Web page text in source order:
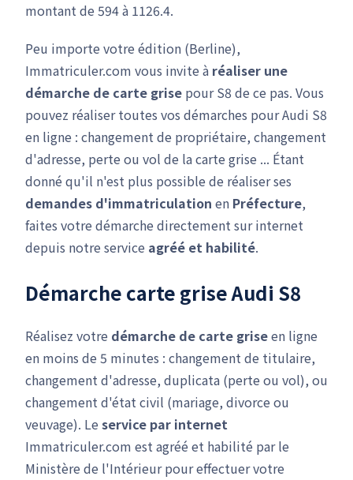
montant de 594 à 1126.4.
Peu importe votre édition (Berline),
Immatriculer.com vous invite à réaliser une
démarche de carte grise pour S8 de ce pas. Vous
pouvez réaliser toutes vos démarches pour Audi S8
en ligne : changement de propriétaire, changement
d'adresse, perte ou vol de la carte grise ... Étant
donné qu'il n'est plus possible de réaliser ses
demandes d'immatriculation en Préfecture,
faites votre démarche directement sur internet
depuis notre service agréé et habilité.
Démarche carte grise Audi S8
Réalisez votre démarche de carte griseen ligne
en moins de 5 minutes : changement de titulaire,
changement d'adresse, duplicata (perte ou vol), ou
changement d'état civil (mariage, divorce ou
veuvage). Le service par internet
Immatriculer.com est agréé et habilité par le
Ministère de l'Intérieur pour effectuer votre